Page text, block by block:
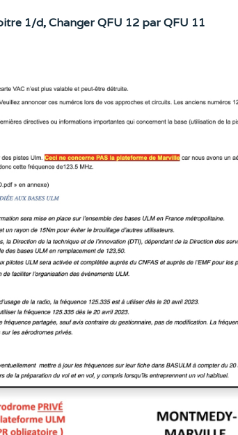
1/d, Changer QFU 12 par QFU 11